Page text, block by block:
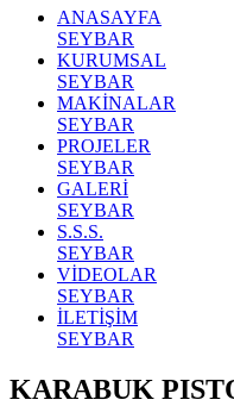
ANASAYFA
SEYBAR
KURUMSAL
SEYBAR
MAKİNALAR
SEYBAR
PROJELER
SEYBAR
GALERİ
SEYBAR
S.S.S.
SEYBAR
VİDEOLAR
SEYBAR
İLETİŞİM
SEYBAR
KARABUK